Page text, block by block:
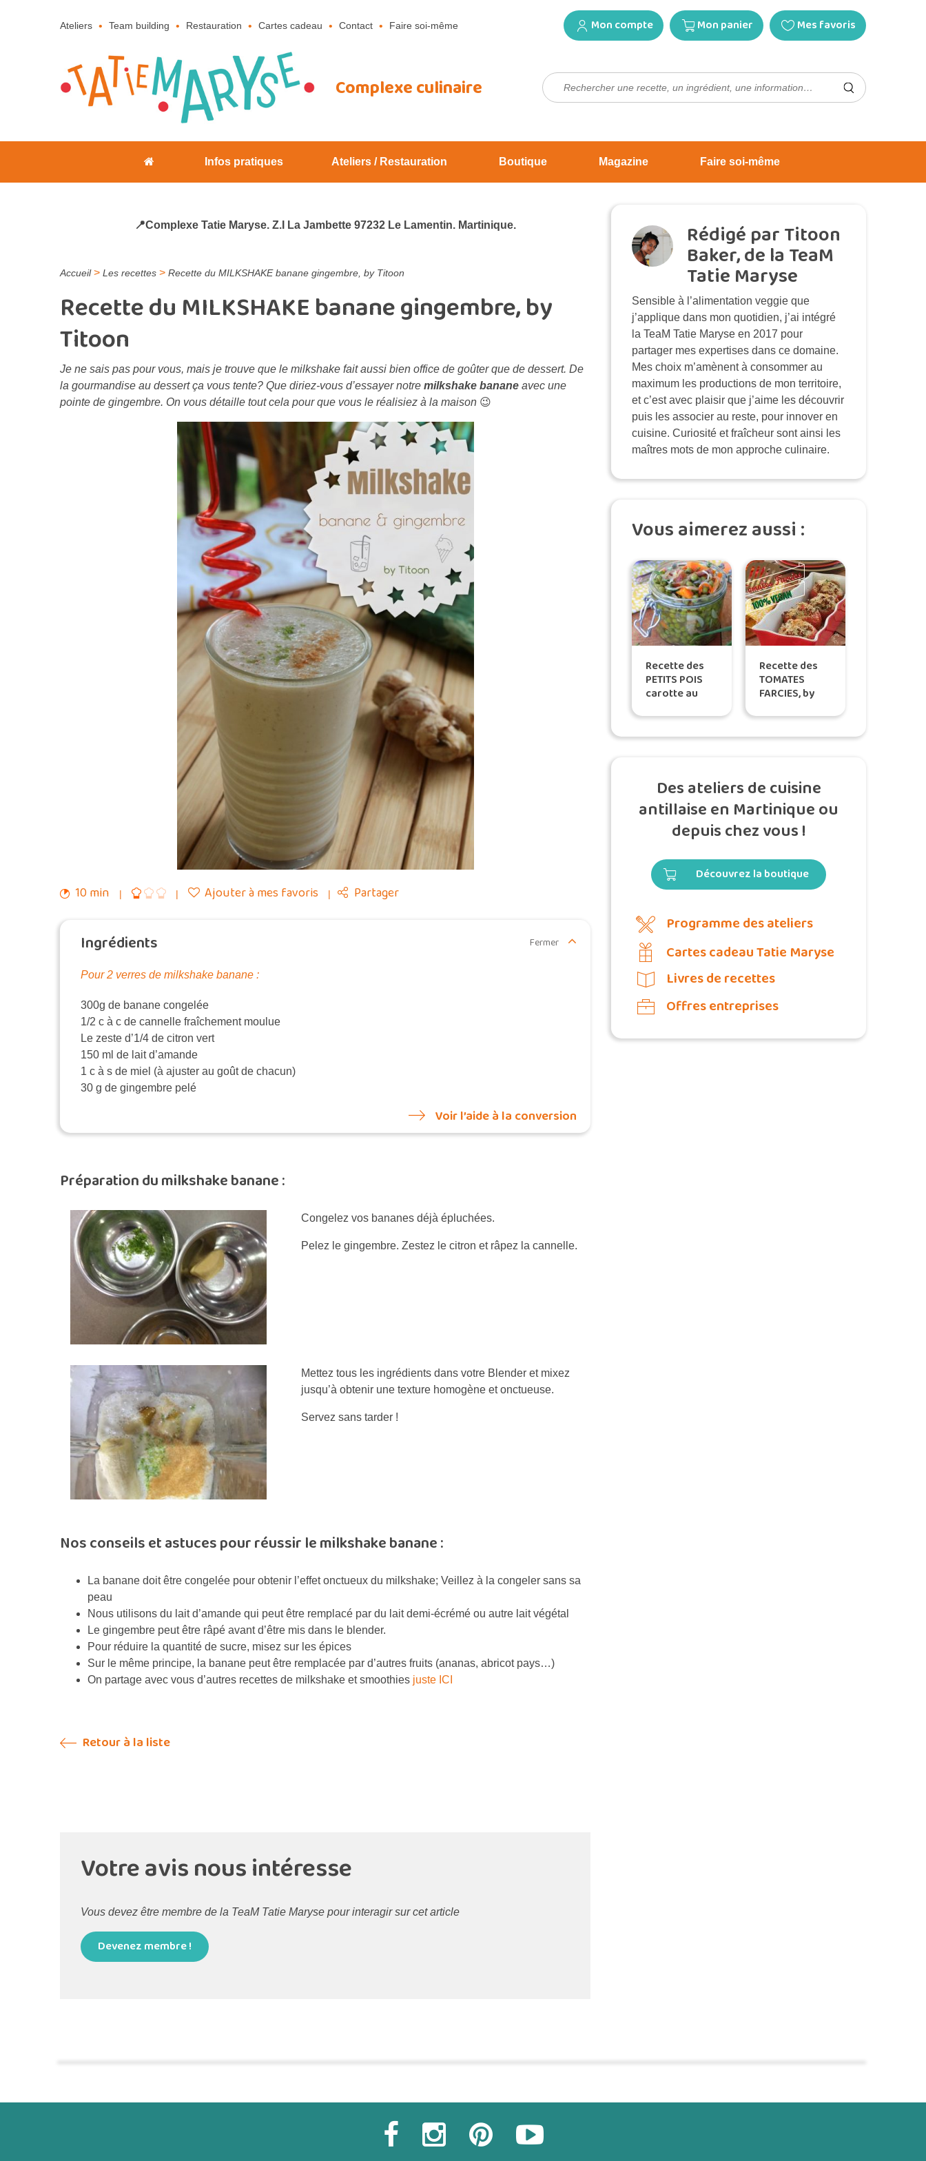
Ateliers Team building Restauration Cartes cadeau Contact Faire soi-même Mon compte Mon panier Mes favoris
Complexe culinaire Rechercher :
Infos pratiques Ateliers / Restauration Boutique Magazine Faire soi-même
📍Complexe Tatie Maryse. Z.I La Jambette 97232 Le Lamentin. Martinique.
Accueil> Les recettes > Recette du MILKSHAKE banane gingembre, by Titoon
Recette du MILKSHAKE banane gingembre, by
Titoon
Je ne sais pas pour vous, mais je trouve que le milkshake fait aussi bien office de goûter que de dessert. De
la gourmandise au dessert ça vous tente? Que diriez-vous d’essayer notre milkshake banane avec une
pointe de gingembre. On vous détaille tout cela pour que vous le réalisiez à la maison 😉
10 min Ajouter à mes favoris Partager
Ingrédients Fermer
Pour 2 verres de milkshake banane :
300g de banane congelée
1/2 c à c de cannelle fraîchement moulue
Le zeste d’1/4 de citron vert
150 ml de lait d’amande
1 c à s de miel (à ajuster au goût de chacun)
30 g de gingembre pelé
Voir l’aide à la conversion
Préparation du milkshake banane :
Congelez vos bananes déjà épluchées.
Pelez le gingembre. Zestez le citron et râpez la cannelle.
Mettez tous les ingrédients dans votre Blender et mixez
jusqu’à obtenir une texture homogène et onctueuse.
Servez sans tarder !
Nos conseils et astuces pour réussir le milkshake banane :
La banane doit être congelée pour obtenir l’effet onctueux du milkshake; Veillez à la congeler sans sa
peau
Nous utilisons du lait d’amande qui peut être remplacé par du lait demi-écrémé ou autre lait végétal
Le gingembre peut être râpé avant d’être mis dans le blender.
Pour réduire la quantité de sucre, misez sur les épices
Sur le même principe, la banane peut être remplacée par d’autres fruits (ananas, abricot pays…)
On partage avec vous d’autres recettes de milkshake et smoothies juste ICI
Retour à la liste
Votre avis nous intéresse
Vous devez être membre de la TeaM Tatie Maryse pour interagir sur cet article
Devenez membre !
Rédigé par Titoon
Baker, de la TeaM
Tatie Maryse
Sensible à l’alimentation veggie que
j’applique dans mon quotidien, j’ai intégré
la TeaM Tatie Maryse en 2017 pour
partager mes expertises dans ce domaine.
Mes choix m’amènent à consommer au
maximum les productions de mon territoire,
et c’est avec plaisir que j’aime les découvrir
puis les associer au reste, pour innover en
cuisine. Curiosité et fraîcheur sont ainsi les
maîtres mots de mon approche culinaire.
Vous aimerez aussi :
Recette des
PETITS POIS
carotte au
selon Tatie
Maryse
Recette des
TOMATES
FARCIES, by
Des ateliers de cuisine
antillaise en Martinique ou
depuis chez vous !
Découvrez la boutique
Programme des ateliers
Cartes cadeau Tatie Maryse
Livres de recettes
Offres entreprises